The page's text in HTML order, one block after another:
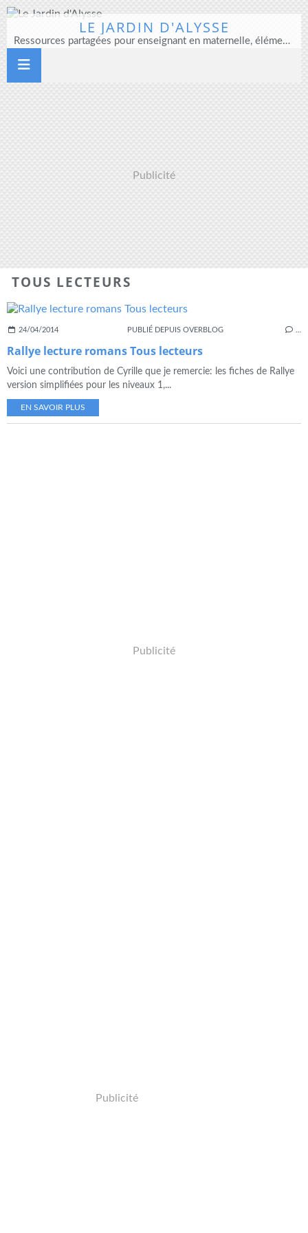
LE JARDIN D'ALYSSE
Ressources partagées pour enseignant en maternelle, élémentaire et direction d'école
Publicité
TOUS LECTEURS
24/04/2014 PUBLIÉ DEPUIS OVERBLOG
Rallye lecture romans Tous lecteurs
Voici une contribution de Cyrille que je remercie: les fiches de Rallye
version simplifiées pour les niveaux 1,...
EN SAVOIR PLUS
Publicité
Publicité